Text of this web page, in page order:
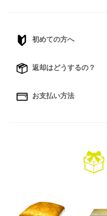
初めての方へ
返却はどうするの？
お支払い方法